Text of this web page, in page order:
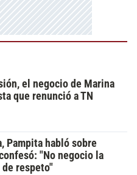
el negocio de Marina
que renunció a TN
Pampita habló sobre
"No negocio la
respeto"